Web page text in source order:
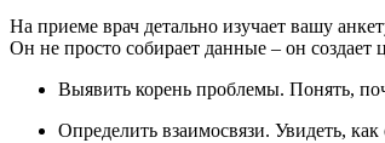
На приеме врач детально изучает вашу
Он не просто собирает данные – он
Выявить корень проблемы. Понять,
Определить взаимосвязи. Увидеть,